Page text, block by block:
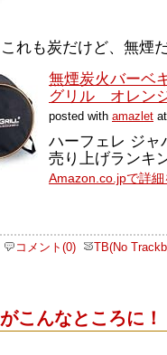
れも炭だけど、無煙
無煙炭火バーベ
グリル オレン
posted with amazlet
ハーフェレ ジャ
売り上げランキ
Amazon.co.jpで詳細
コメント(0) TB(No
こんなところに！